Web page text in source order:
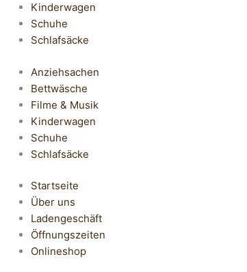
Kinderwagen
Schuhe
Schlafsäcke
Anziehsachen
Bettwäsche
Filme & Musik
Kinderwagen
Schuhe
Schlafsäcke
Startseite
Über uns
Ladengeschäft
Öffnungszeiten
Onlineshop